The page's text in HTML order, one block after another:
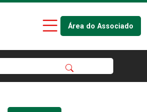
Área do Associado